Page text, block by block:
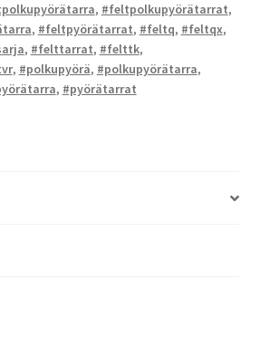
, #feltpolkupyörätarrat,
, #feltpyörätarrat, #feltq, #feltqx,
, #felttarrat, #felttk,
, #polkupyörä, #polkupyörätarra,
, #pyörätarrat